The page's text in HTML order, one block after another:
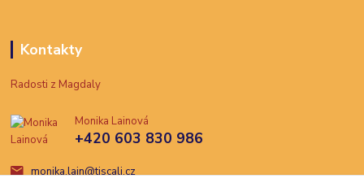
Kontakty
Radosti z Magdaly
Monika Lainová
+420 603 830 986
monika.lain@tiscali.cz